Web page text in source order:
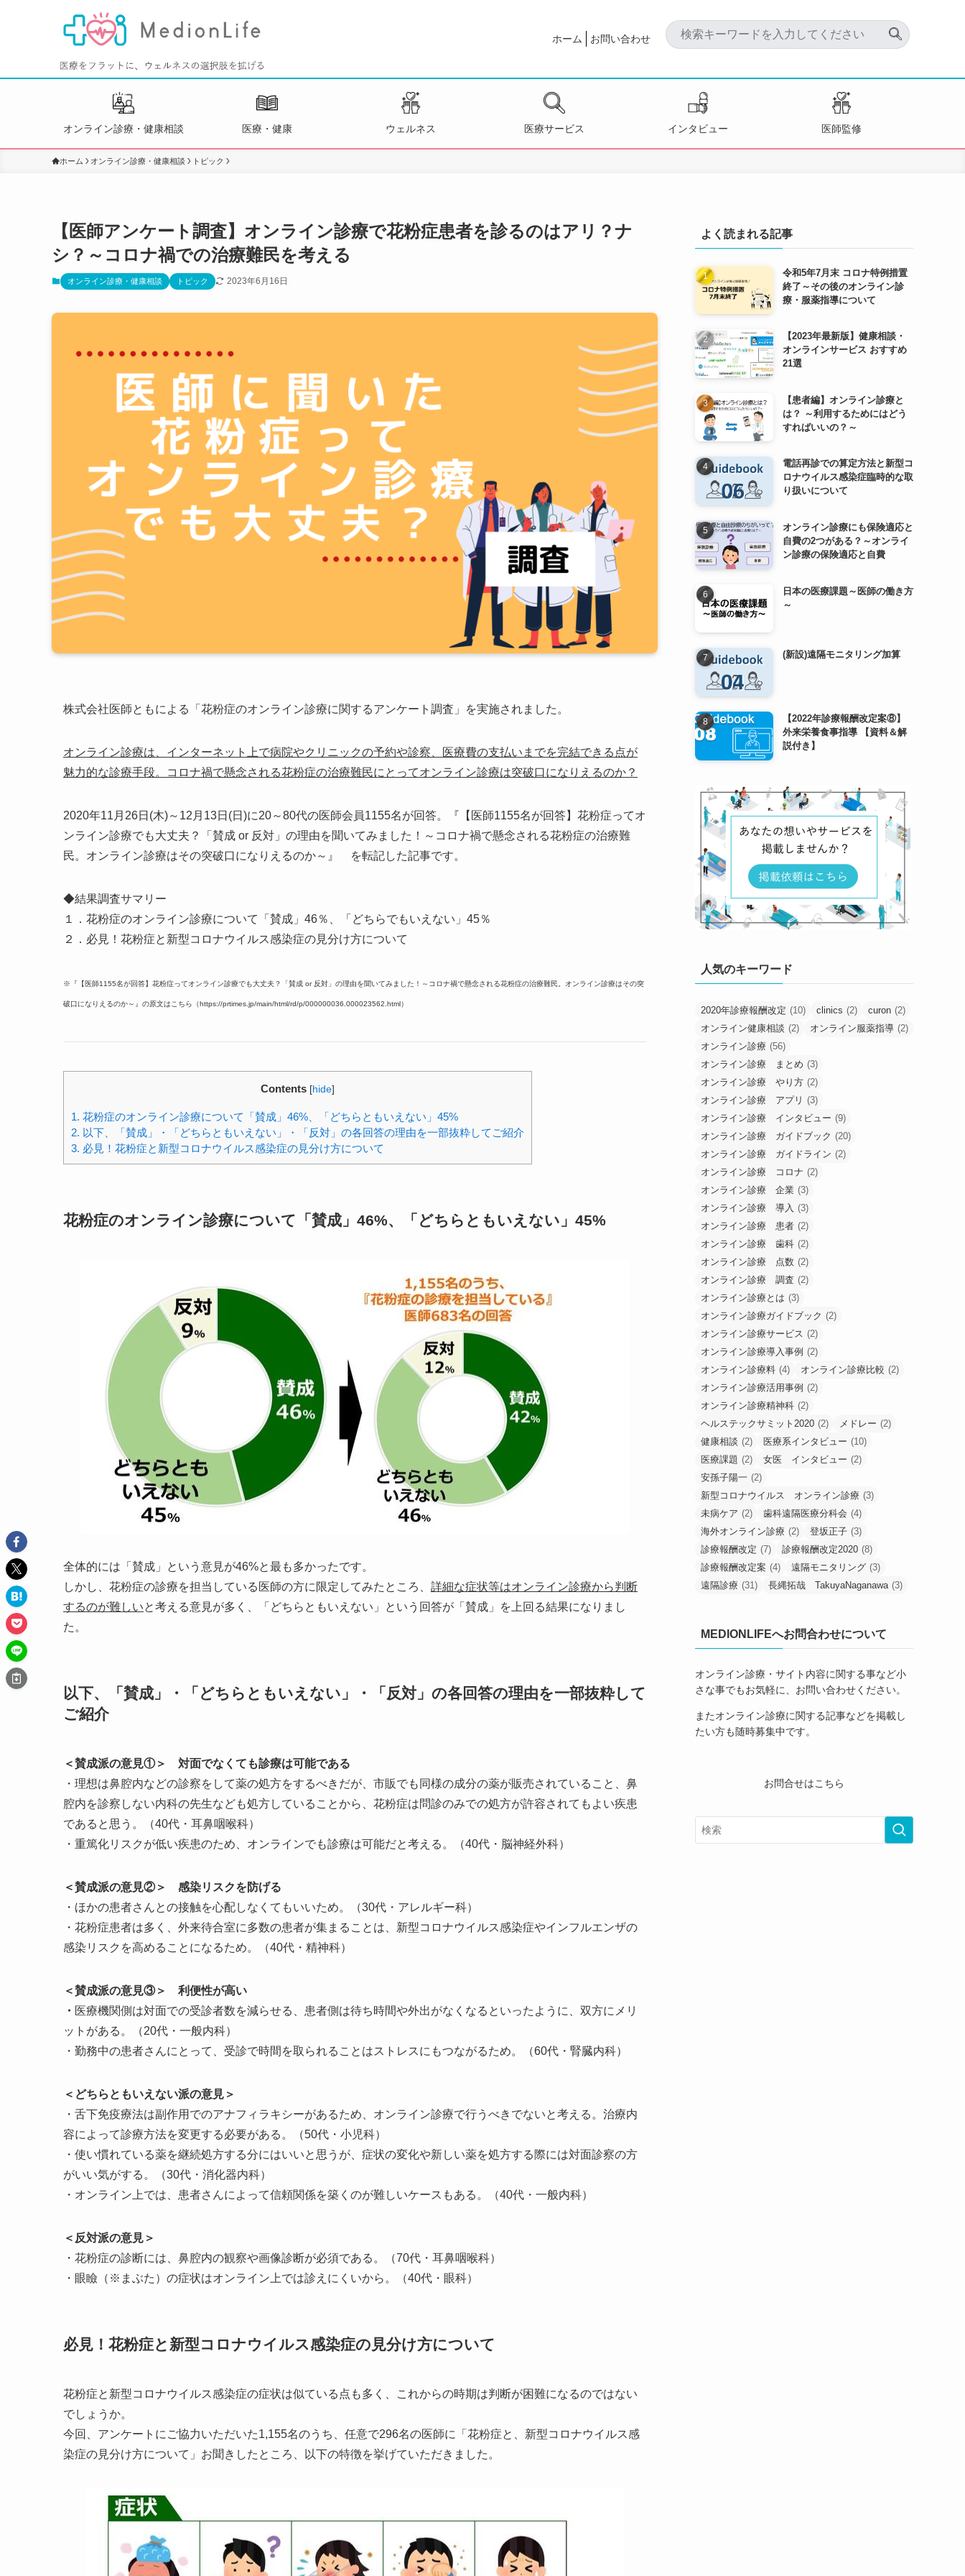
ホーム お問い合わせ
オンライン診療・健康相談 医療・健康 ウェルネス 医療サービス インタビュー 医師監修
ホーム オンライン診療・健康相談 トピック
【医師アンケート調査】オンライン診療で花粉症患者を診るのはアリ？ナ
シ？～コロナ禍での治療難民を考える
オンライン診療・健康相談 トピック 2023年6月16日
株式会社医師ともによる「花粉症のオンライン診療に関するアンケート調査」を実施されました。
オンライン診療は、インターネット上で病院やクリニックの予約や診察、医療費の支払いまでを完結できる点が
魅力的な診療手段。コロナ禍で懸念される花粉症の治療難民にとってオンライン診療は突破口になりえるのか？
2020年11月26日(木)～12月13日(日)に20～80代の医師会員1155名が回答。『【医師1155名が回答】花粉症ってオ
ンライン診療でも大丈夫？「賛成 or 反対」の理由を聞いてみました！～コロナ禍で懸念される花粉症の治療難
民。オンライン診療はその突破口になりえるのか～』 を転記した記事です。
◆結果調査サマリー
１．花粉症のオンライン診療について「賛成」46％、「どちらでもいえない」45％
２．必見！花粉症と新型コロナウイルス感染症の見分け方について
※『【医師1155名が回答】花粉症ってオンライン診療でも大丈夫？「賛成 or 反対」の理由を聞いてみました！～コロナ禍で懸念される花粉症の治療難民。オンライン診療はその突
破口になりえるのか～』の原文はこちら（https://prtimes.jp/main/html/rd/p/000000036.000023562.html）
Contents [hide]
1. 花粉症のオンライン診療について「賛成」46%、「どちらともいえない」45%
2. 以下、「賛成」・「どちらともいえない」・「反対」の各回答の理由を一部抜粋してご紹介
3. 必見！花粉症と新型コロナウイルス感染症の見分け方について
花粉症のオンライン診療について「賛成」46%、「どちらともいえない」45%
全体的には「賛成」という意見が46%と最も多かったです。
しかし、花粉症の診療を担当している医師の方に限定してみたところ、 詳細な症状等はオンライン診療から判断
するのが難しいと考える意見が多く、「どちらともいえない」という回答が「賛成」を上回る結果になりまし
た。
以下、「賛成」・「どちらともいえない」・「反対」の各回答の理由を一部抜粋して
ご紹介
＜賛成派の意見①＞ 対面でなくても診療は可能である
・理想は鼻腔内などの診察をして薬の処方をするべきだが、市販でも同様の成分の薬が販売されていること、鼻
腔内を診察しない内科の先生なども処方していることから、花粉症は問診のみでの処方が許容されてもよい疾患
であると思う。（40代・耳鼻咽喉科）
・重篤化リスクが低い疾患のため、オンラインでも診療は可能だと考える。（40代・脳神経外科）
＜賛成派の意見②＞ 感染リスクを防げる
・ほかの患者さんとの接触を心配しなくてもいいため。（30代・アレルギー科）
・花粉症患者は多く、外来待合室に多数の患者が集まることは、新型コロナウイルス感染症やインフルエンザの
感染リスクを高めることになるため。（40代・精神科）
＜賛成派の意見③＞ 利便性が高い
・ 医療機関側は対面での受診者数を減らせる、患者側は待ち時間や外出がなくなるといったように、双方にメリ
ットがある。（20代・一般内科）
・勤務中の患者さんにとって、受診で時間を取られることはストレスにもつながるため。（60代・腎臓内科）
＜どちらともいえない派の意見＞
・舌下免疫療法は副作用でのアナフィラキシーがあるため、オンライン診療で行うべきでないと考える。治療内
容によって診療方法を変更する必要がある。（50代・小児科）
・使い慣れている薬を継続処方する分にはいいと思うが、症状の変化や新しい薬を処方する際には対面診察の方
がいい気がする。（30代・消化器内科）
・オンライン上では、患者さんによって信頼関係を築くのが難しいケースもある。（40代・一般内科）
＜反対派の意見＞
・花粉症の診断には、鼻腔内の観察や画像診断が必須である。（70代・耳鼻咽喉科）
・眼瞼（※まぶた）の症状はオンライン上では診えにくいから。（40代・眼科）
必見！花粉症と新型コロナウイルス感染症の見分け方について
花粉症と新型コロナウイルス感染症の症状は似ている点も多く、これからの時期は判断が困難になるのではない
でしょうか。
今回、アンケートにご協力いただいた1,155名のうち、任意で296名の医師に「花粉症と、新型コロナウイルス感
染症の見分け方について」お聞きしたところ、以下の特徴を挙げていただきました。
よく読まれる記事
令和5年7月末 コロナ特例措置
終了～その後のオンライン診
療・服薬指導について
【2023年最新版】健康相談・
オンラインサービス おすすめ
21選
【患者編】オンライン診療と
は？ ～利用するためにはどう
すればいいの？～
電話再診での算定方法と新型コ
ロナウイルス感染症臨時的な取
り扱いについて
オンライン診療にも保険適応と
自費の2つがある？～オンライ
ン診療の保険適応と自費
日本の医療課題～医師の働き方
～
(新設)遠隔モニタリング加算
【2022年診療報酬改定案⑧】
外来栄養食事指導 【資料＆解
説付き】
人気のキーワード
2020年診療報酬改定 (10) clinics (2) curon (2)
オンライン健康相談 (2) オンライン服薬指導 (2)
オンライン診療 (56)
オンライン診療 まとめ (3)
オンライン診療 やり方 (2)
オンライン診療 アプリ (3)
オンライン診療 インタビュー (9)
オンライン診療 ガイドブック (20)
オンライン診療 ガイドライン (2)
オンライン診療 コロナ (2)
オンライン診療 企業 (3)
オンライン診療 導入 (3)
オンライン診療 患者 (2)
オンライン診療 歯科 (2)
オンライン診療 点数 (2)
オンライン診療 調査 (2)
オンライン診療とは (3)
オンライン診療ガイドブック (2)
オンライン診療サービス (2)
オンライン診療導入事例 (2)
オンライン診療料 (4) オンライン診療比較 (2)
オンライン診療活用事例 (2)
オンライン診療精神科 (2)
ヘルステックサミット2020 (2) メドレー (2)
健康相談 (2) 医療系インタビュー (10)
医療課題 (2) 女医 インタビュー (2)
安孫子陽一 (2)
新型コロナウイルス オンライン診療 (3)
未病ケア (2) 歯科遠隔医療分科会 (4)
海外オンライン診療 (2) 登坂正子 (3)
診療報酬改定 (7) 診療報酬改定2020 (8)
診療報酬改定案 (4) 遠隔モニタリング (3)
遠隔診療 (31) 長縄拓哉 TakuyaNaganawa (3)
MEDIONLIFEへお問合わせについて
オンライン診療・サイト内容に関する事など小
さな事でもお気軽に、お問い合わせください。
またオンライン診療に関する記事などを掲載し
たい方も随時募集中です。
お問合せはこちら